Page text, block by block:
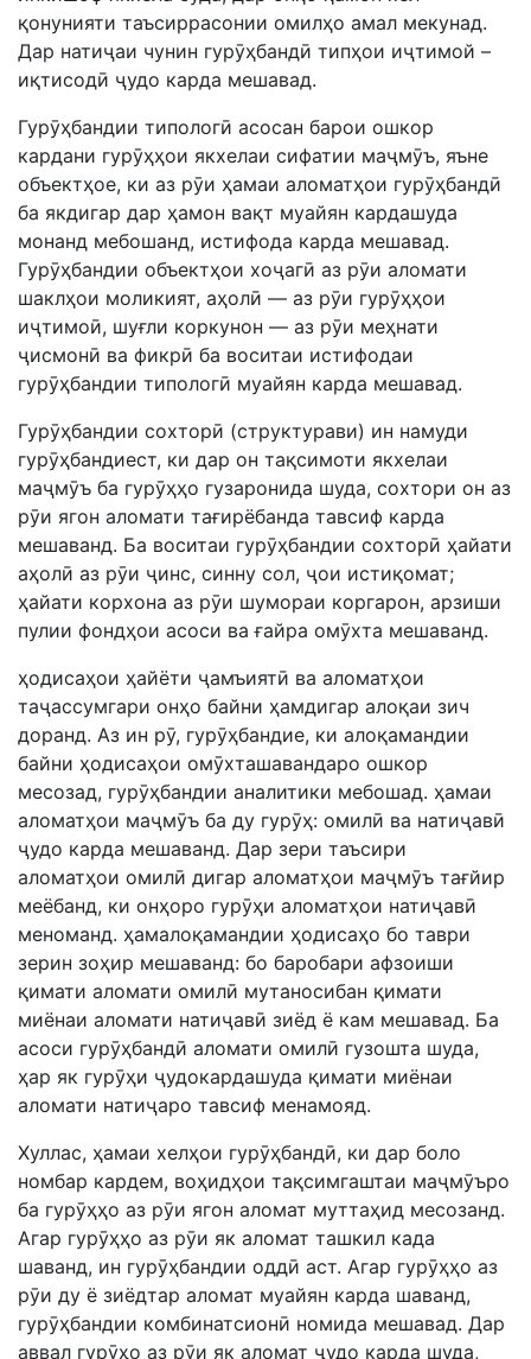
қонунияти таъсиррасонии омилҳо амал мекунад.
Дар натиҷаи чунин гурӯҳбандӣ типҳои иҷтимой –
иқтисодӣ ҷудо карда мешавад.
Гурӯҳбандии типологӣ асосан барои ошкор
кардани гурӯҳҳои якхелаи сифатии маҷмӯъ, яъне
объектҳое, ки аз рӯи ҳамаи аломатҳои гурӯҳбандӣ
ба якдигар дар ҳамон вақт муайян кардашуда
монанд мебошанд, истифода карда мешавад.
Гурӯҳбандии объектҳои хоҷагӣ аз рӯи аломати
шаклҳои моликият, аҳолӣ — аз рӯи гурӯҳҳои
иҷтимоӣ, шуғли коркунон — аз рӯи меҳнати
ҷисмонӣ ва фикрӣ ба воситаи истифодаи
гурӯҳбандии типологӣ муайян карда мешавад.
Гурӯҳбандии сохторӣ (структурави) ин намуди
гурӯҳбандиест, ки дар он тақсимоти якхелаи
маҷмӯъ ба гурӯҳҳо гузаронида шуда, сохтори он аз
рӯи ягон аломати тағирёбанда тавсиф карда
мешаванд. Ба воситаи гурӯҳбандии сохторӣ ҳайати
аҳолӣ аз рӯи ҷинс, синну сол, ҷои истиқомат;
ҳайати корхона аз рӯи шумораи коргарон, арзиши
пулии фондҳои асоси ва ғайра омӯхта мешаванд.
ҳодисаҳои ҳайёти ҷамъиятӣ ва аломатҳои
таҷассумгари онҳо байни ҳамдигар алоқаи зич
доранд. Аз ин рӯ, гурӯҳбандие, ки алоқамандии
байни ҳодисаҳои омӯхташавандаро ошкор
месозад, гурӯҳбандии аналитики мебошад. ҳамаи
аломатҳои маҷмӯъ ба ду гурӯҳ: омилӣ ва натиҷавӣ
ҷудо карда мешаванд. Дар зери таъсири
аломатҳои омилӣ дигар аломатҳои маҷмӯъ тағйир
меёбанд, ки онҳоро гурӯҳи аломатҳои натиҷавӣ
меноманд. ҳамалоқамандии ҳодисаҳо бо таври
зерин зоҳир мешаванд: бо баробари афзоиши
қимати аломати омилӣ мутаносибан қимати
миёнаи аломати натиҷавӣ зиёд ё кам мешавад. Ба
асоси гурӯҳбандӣ аломати омилӣ гузошта шуда,
ҳар як гурӯҳи ҷудокардашуда қимати миёнаи
аломати натиҷаро тавсиф менамояд.
Хуллас, ҳамаи хелҳои гурӯҳбандӣ, ки дар боло
номбар кардем, воҳидҳои тақсимгаштаи маҷмӯъро
ба гурӯҳҳо аз рӯи ягон аломат муттаҳид месозанд.
Агар гурӯҳҳо аз рӯи як аломат ташкил када
шаванд, ин гурӯҳбандии оддӣ аст. Агар гурӯҳҳо аз
рӯи ду ё зиёдтар аломат муайян карда шаванд,
гурӯҳбандии комбинатсионӣ номида мешавад. Дар
аввал гурӯҳо аз рӯи як аломат ҷудо карда шуда,